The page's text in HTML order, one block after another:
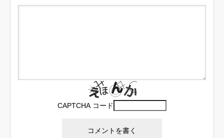
CAPTCHA コード